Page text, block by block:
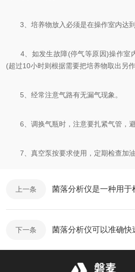
3、培养物放入必须是在操作室内达到
4、如发生故障(停气等原因)操作室
(超过10小时则根据需要把培养物取出另作
5、经常注意气路有无漏气现象。
6、调换气瓶时，注意要扎紧气管，避
7、真空泵按要求使用，定期检查加油
上一条
下一条